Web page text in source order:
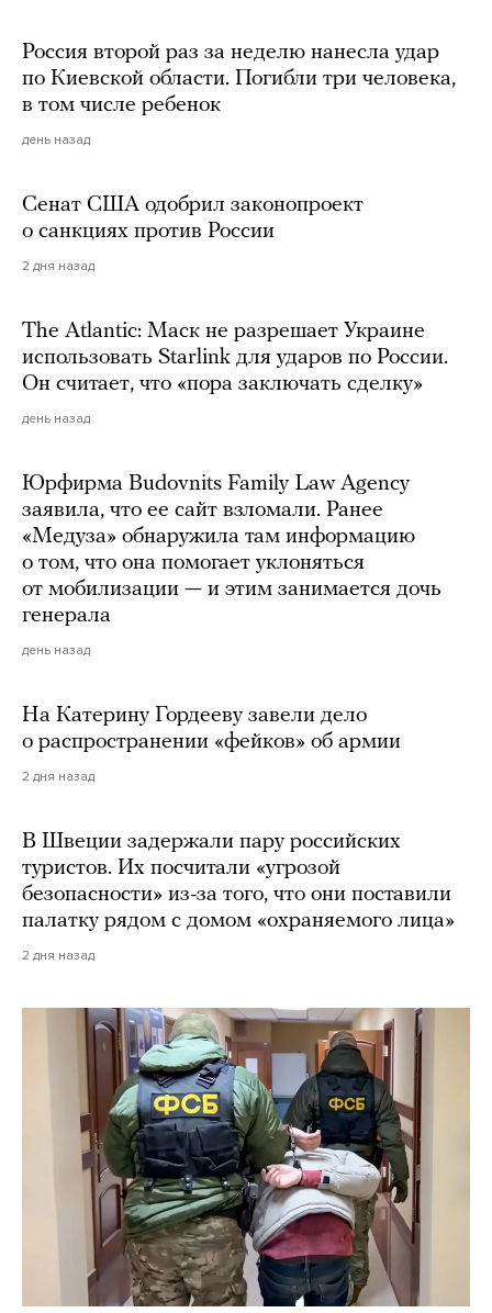
Россия второй раз за неделю нанесла удар
по Киевской области. Погибли три человека,
в том числе ребенок
день назад
Сенат США одобрил законопроект
о санкциях против России
2 дня назад
The Atlantic: Маск не разрешает Украине
использовать Starlink для ударов по России.
Он считает, что «пора заключать сделку»
день назад
Юрфирма Budovnits Family Law Agency
заявила, что ее сайт взломали. Ранее
«Медуза» обнаружила там информацию
о том, что она помогает уклоняться
от мобилизации — и этим занимается дочь
генерала
день назад
На Катерину Гордееву завели дело
о распространении «фейков» об армии
2 дня назад
В Швеции задержали пару российских
туристов. Их посчитали «угрозой
безопасности» из-за того, что они поставили
палатку рядом с домом «охраняемого лица»
2 дня назад